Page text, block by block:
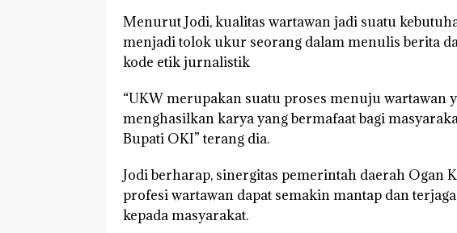
Menurut Jodi, kualitas wartawan jadi suatu
menjadi tolok ukur seorang dalam menulis berita
kode etik jurnalistik
“UKW merupakan suatu proses menuju wartawan
menghasilkan karya yang bermafaat bagi
Bupati OKI” terang dia.
Jodi berharap, sinergitas pemerintah daerah Ogan
profesi wartawan dapat semakin mantap dan
kepada masyarakat.